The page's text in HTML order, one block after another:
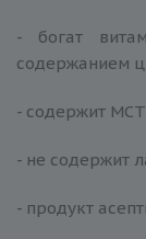
- богат
содержанием
- содержит
- не содержит
- продукт